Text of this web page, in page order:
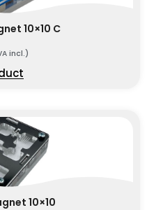
10×10 C
incl.)
10×10